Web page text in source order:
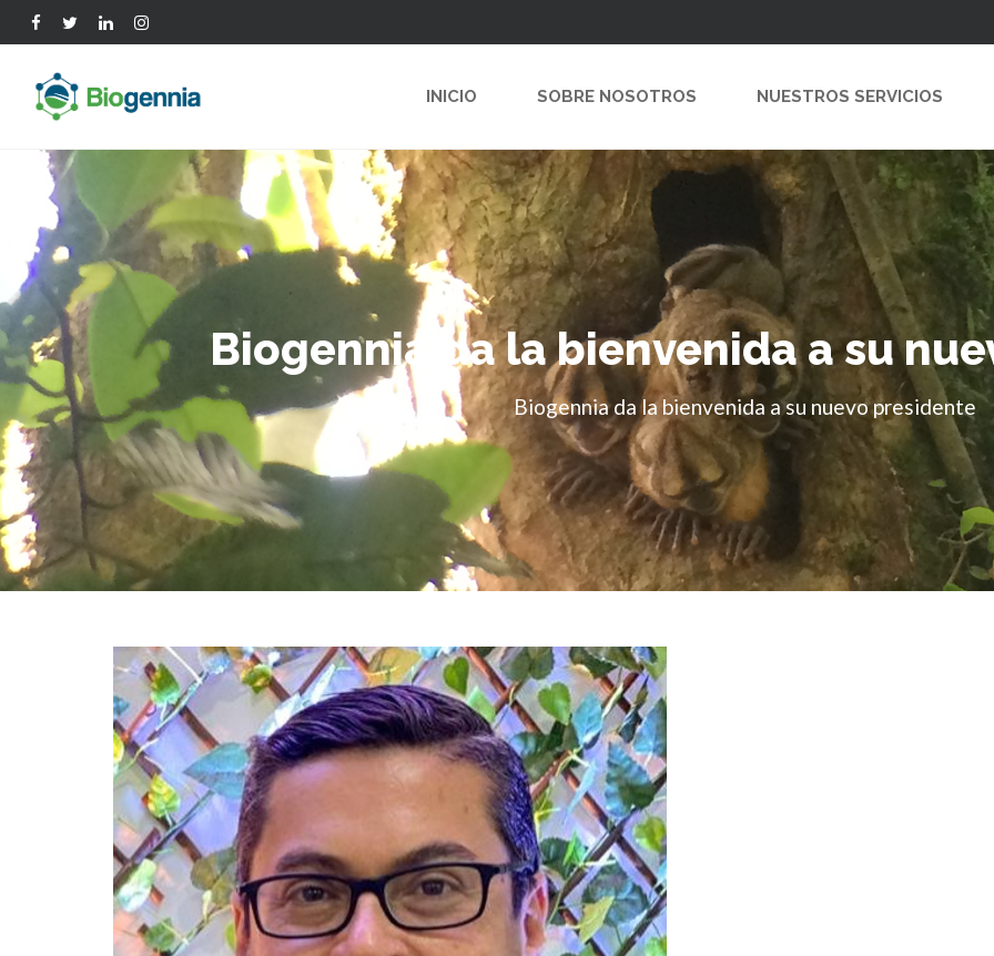
INICIO SOBRE NOSOTROS NUESTROS SERVICIOS
Biogennia da la bienvenida a su
Biogennia da la bienvenida a su nuevo presidente